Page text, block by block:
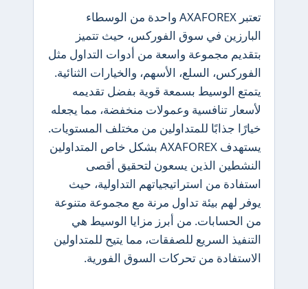
تعتبر AXAFOREX واحدة من الوسطاء
البارزين في سوق الفوركس، حيث تتميز
بتقديم مجموعة واسعة من أدوات التداول مثل
الفوركس، السلع، الأسهم، والخيارات الثنائية.
يتمتع الوسيط بسمعة قوية بفضل تقديمه
لأسعار تنافسية وعمولات منخفضة، مما يجعله
خيارًا جذابًا للمتداولين من مختلف المستويات.
يستهدف AXAFOREX بشكل خاص المتداولين
النشطين الذين يسعون لتحقيق أقصى
استفادة من استراتيجياتهم التداولية، حيث
يوفر لهم بيئة تداول مرنة مع مجموعة متنوعة
من الحسابات. من أبرز مزايا الوسيط هي
التنفيذ السريع للصفقات، مما يتيح للمتداولين
الاستفادة من تحركات السوق الفورية.